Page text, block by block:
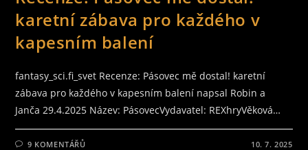
karetní zábava pro každého v
kapesním balení
fantasy_sci.fi_svet Recenze: Pásovec mě dostal! karetní
zábava pro každého v kapesním balení napsal Robin a
Janča 29.4.2025 Název: PásovecVydavatel: REXhryVěková…
9 KOMENTÁŘŮ 10. 7. 2025